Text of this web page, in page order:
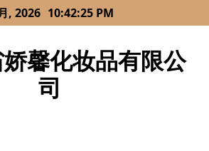
, 2026 10:42:26 PM
馨化妆品有限公
司